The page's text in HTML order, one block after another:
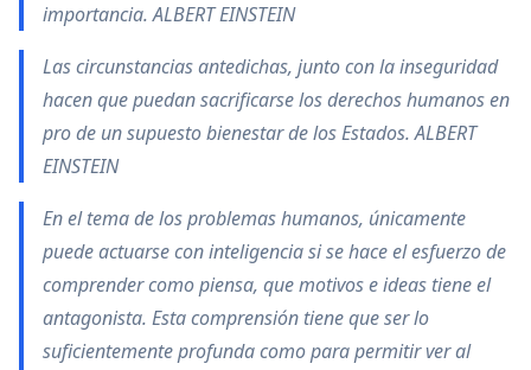
importancia. ALBERT EINSTEIN
Las circunstancias antedichas, junto con la inseguridad
hacen que puedan sacrificarse los derechos humanos en
pro de un supuesto bienestar de los Estados. ALBERT
EINSTEIN
En el tema de los problemas humanos, únicamente
puede actuarse con inteligencia si se hace el esfuerzo de
comprender como piensa, que motivos e ideas tiene el
antagonista. Esta comprensión tiene que ser lo
suficientemente profunda como para permitir ver al